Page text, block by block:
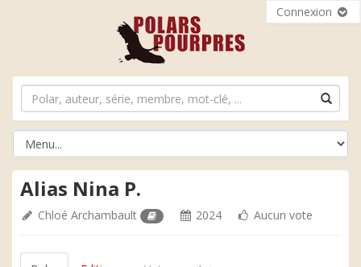
Connexion
Alias Nina P.
Chloé Archambault 2024 Aucun vote